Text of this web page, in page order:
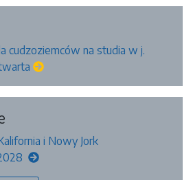
cudzoziemców na studia w j.
i Nowy Jork